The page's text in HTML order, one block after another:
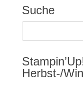
Suche
Herbst-/